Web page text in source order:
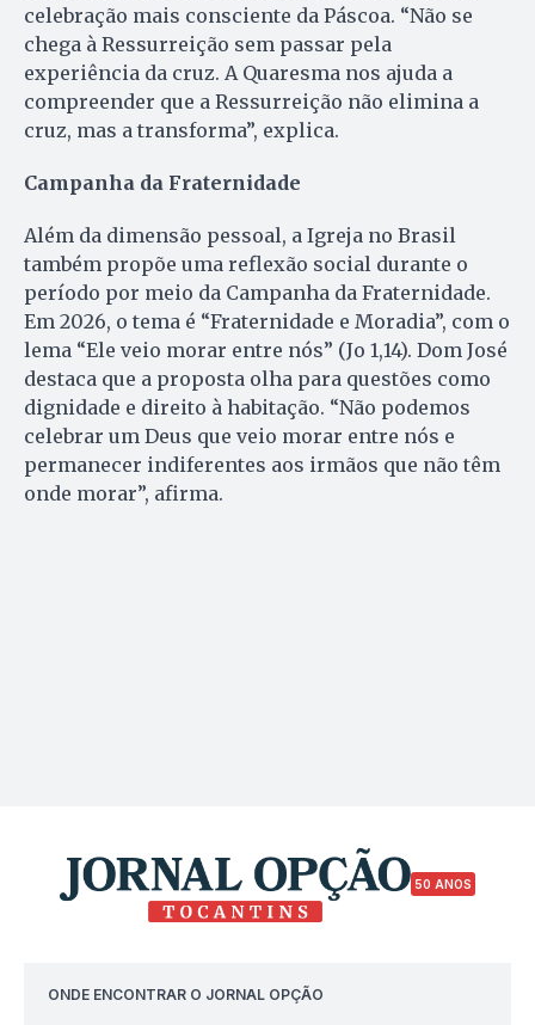
celebração mais consciente da Páscoa. “Não se
chega à Ressurreição sem passar pela
experiência da cruz. A Quaresma nos ajuda a
compreender que a Ressurreição não elimina a
cruz, mas a transforma”, explica.
Campanha da Fraternidade
Além da dimensão pessoal, a Igreja no Brasil
também propõe uma reflexão social durante o
período por meio da Campanha da Fraternidade.
Em 2026, o tema é “Fraternidade e Moradia”, com o
lema “Ele veio morar entre nós” (Jo 1,14). Dom José
destaca que a proposta olha para questões como
dignidade e direito à habitação. “Não podemos
celebrar um Deus que veio morar entre nós e
permanecer indiferentes aos irmãos que não têm
onde morar”, afirma.
50 ANOS
ONDE ENCONTRAR O JORNAL OPÇÃO